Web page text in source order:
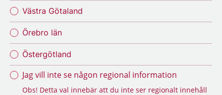
Västra Götaland
Örebro län
Östergötland
Jag vill inte se någon regional information
Obs! Detta val innebär att du inte ser regionalt innehåll